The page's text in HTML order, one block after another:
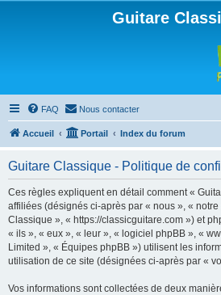
Guitare
FAQ Nous contacter
Accueil Portail Index du forum
Guitare Classique - Politique de
Ces règles expliquent en détail comment «
affiliées (désignés ci-après par « nous », « notre
Classique », « https://classicguitare.com ») et
« ils », « eux », « leur », « logiciel phpBB », «
Limited », « Équipes phpBB ») utilisent les
utilisation de ce site (désignées ci-après par «
Vos informations sont collectées de deux